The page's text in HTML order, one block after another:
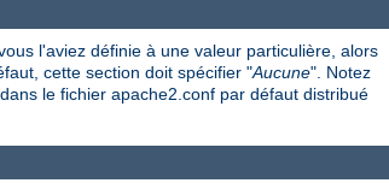
l'aviez définie à une valeur particulière, alors
cette section doit spécifier "Aucune". Notez
le fichier apache2.conf par défaut distribué